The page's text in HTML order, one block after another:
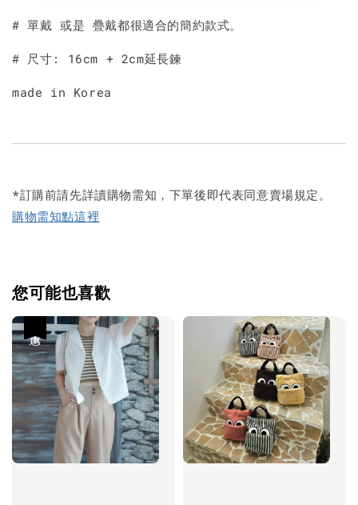
# 單戴 或是 疊戴都很適合的簡約款式。
# 尺寸: 16cm + 2cm延長鍊
made in Korea
*訂購前請先詳讀購物需知，下單後即代表同意賣場規定。
購物需知點這裡
您可能也喜歡